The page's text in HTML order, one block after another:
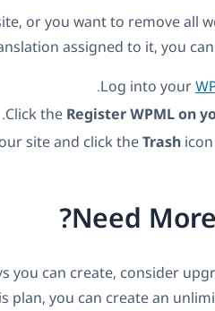
or you want to remove all
assigned to it, you
Log into your
.
Click the Register WPML on
site and click theTrash
Need More
you can create, consider
plan, you can create an